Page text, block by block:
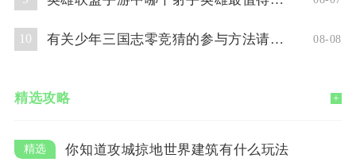
10 有关少年三国志零竞猜的参与方法请问你了解吗 08-08
精选攻略 +
你知道攻城掠地世界建筑有什么玩法